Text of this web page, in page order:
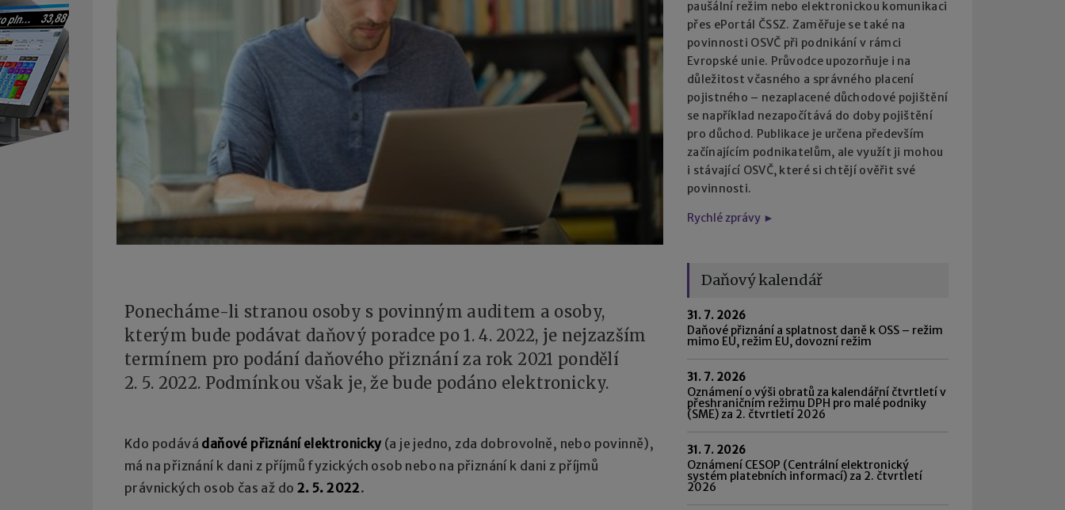
Ponecháme-li stranou osoby s povinným auditem a osoby,
kterým bude podávat daňový poradce po 1. 4. 2022, je nejzazším
termínem pro podání daňového přiznání za rok 2021 pondělí
2. 5. 2022. Podmínkou však je, že bude podáno elektronicky.
Kdo podává daňové přiznání elektronicky(a je jedno, zda dobrovolně, nebo povinně),
má na přiznání k dani z příjmů fyzických osob nebo na přiznání k dani z příjmů
právnických osob čas až do 2. 5. 2022.
paušální režim nebo elektronickou komunikaci
přes ePortál ČSSZ. Zaměřuje se také na
povinnosti OSVČ při podnikání v rámci
Evropské unie. Průvodce upozorňuje i na
důležitost včasného a správného placení
pojistného – nezaplacené důchodové pojištění
se například nezapočítává do doby pojištění
pro důchod. Publikace je určena především
začínajícím podnikatelům, ale využít ji mohou
i stávající OSVČ, které si chtějí ověřit své
povinnosti.
Rychlé zprávy ►
Daňový kalendář
31. 7. 2026
Daňové přiznání a splatnost daně k OSS – režim
mimo EU, režim EU, dovozní režim
31. 7. 2026
Oznámení o výši obratů za kalendářní čtvrtletí v
přeshraničním režimu DPH pro malé podniky
(SME) za 2. čtvrtletí 2026
31. 7. 2026
Oznámení CESOP (Centrální elektronický
systém platebních informací) za 2. čtvrtletí
2026